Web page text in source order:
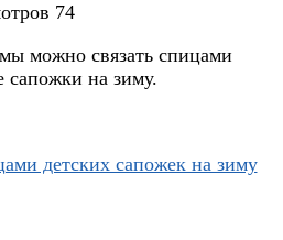
74
можно связать спицами
сапожки на зиму.